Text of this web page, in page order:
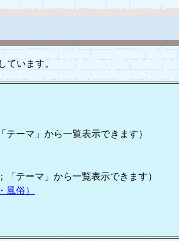
ています。
テーマ」から一覧表示できます）
「テーマ」から一覧表示できます）
風俗）